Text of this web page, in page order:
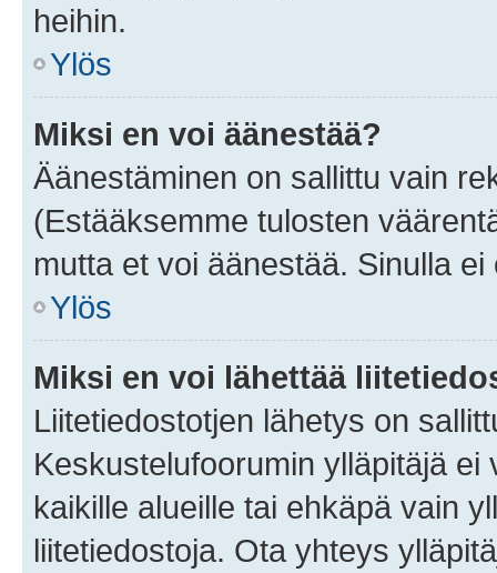
heihin.
Ylös
Miksi en voi äänestää?
Äänestäminen on sallittu vain
(Estääksemme tulosten
mutta et voi äänestää. Sinulla
Ylös
Miksi en voi lähettää
Liitetiedostotjen lähetys on
Keskustelufoorumin ylläpitäjä
kaikille alueille tai ehkäpä vain
liitetiedostoja. Ota yhteys